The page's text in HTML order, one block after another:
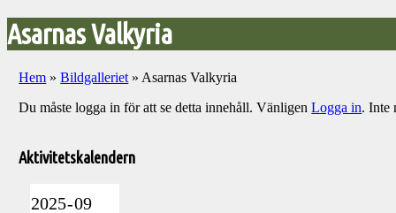
Asarnas Valkyria
Hem »Bildgalleriet » Asarnas Valkyria
Du måste logga in för att se detta innehåll. VänligenLogga in. Inte
till
aktiviteter
Aktivitetskalendern